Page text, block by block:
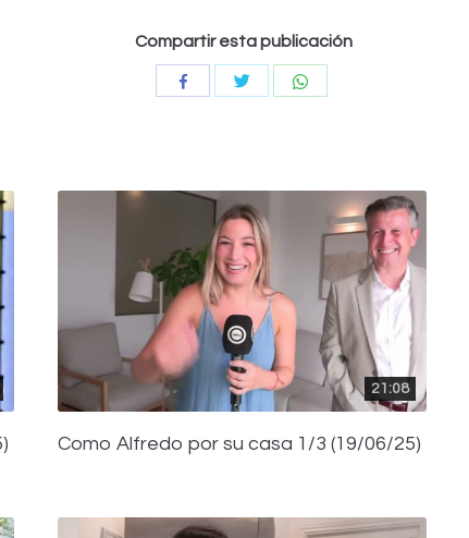
Compartir esta publicación
CompartirCompartir
21:08
Como Alfredo por su casa 1/3 (19/06/25)